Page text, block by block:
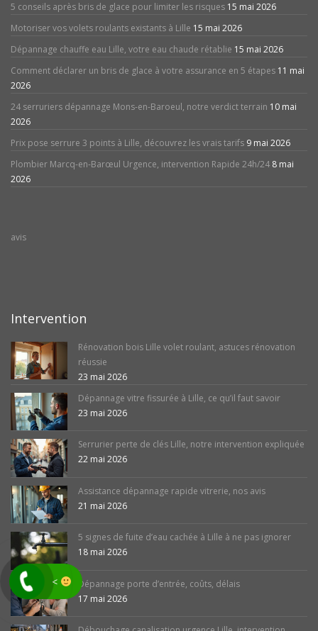
5 conseils après bris de glace pour limiter les risques 15 mai 2026
Motoriser vos volets roulants existants à Lille 15 mai 2026
Dépannage chauffe eau Lille, votre eau chaude rétablie 15 mai 2026
Comment déclarer un bris de glace à votre assurance en 5 étapes 11 mai
2026
24 serruriers dépannage Mons-en-Baroeul, notre verdict terrain 10 mai
2026
Prix pose serrure 3 points à Lille, découvrez les vrais tarifs 9 mai 2026
Plombier Marcq-en-Barœul Urgence, intervention Rapide 24h/24 8 mai
2026
avis
Intervention
Rénovation bois Lille volet roulant, astuces rénovation
réussie
23 mai 2026
Dépannage vitre fissurée à Lille, ce qu’il faut savoir
23 mai 2026
Serrurier perte de clés Lille, notre intervention expliquée
22 mai 2026
Assistance dépannage rapide vitrerie, nos avis
21 mai 2026
5 signes de fuite d’eau cachée à Lille à ne pas ignorer
18 mai 2026
Dépannage porte d’entrée, coûts, délais
17 mai 2026
<